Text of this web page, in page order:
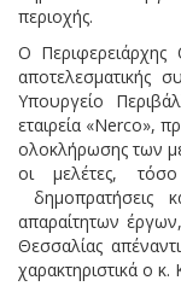
περιοχής.
Ο Περιφερειάρχης
αποτελεσματικής
Υπουργείο
εταιρεία «Νerco»,
ολοκλήρωσης των
οι μελέτες,
απαραίτητων
Θεσσαλίας
χαρακτηριστικά ο κ.